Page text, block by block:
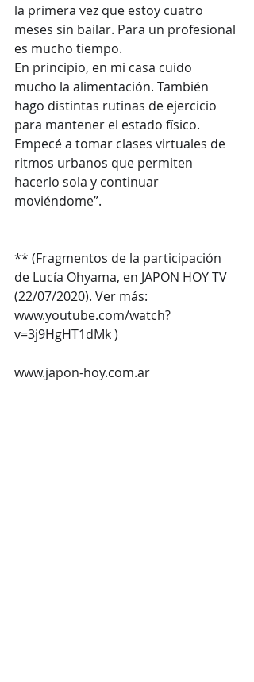
la primera vez que estoy cuatro
meses sin bailar. Para un profesional
es mucho tiempo.
En principio, en mi casa cuido
mucho la alimentación. También
hago distintas rutinas de ejercicio
para mantener el estado físico.
Empecé a tomar clases virtuales de
ritmos urbanos que permiten
hacerlo sola y continuar
moviéndome”.
** (Fragmentos de la participación
de Lucía Ohyama, en JAPON HOY TV
(22/07/2020). Ver más:
www.youtube.com/watch?
v=3j9HgHT1dMk )
www.japon-hoy.com.ar